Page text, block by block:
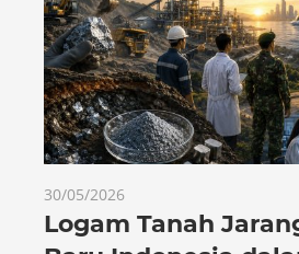
30/05/2026
Logam Tanah